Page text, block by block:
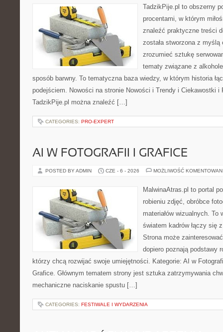
TadzikPije.pl to obszerny
procentami, w którym
znaleźć praktyczne treści
została stworzona z
zrozumieć sztukę
tematy związane z
sposób barwny. To tematyczna baza wiedzy, w którym historia
podejściem. Nowości na stronie Nowości i Trendy i Ciekawostki i
TadzikPije.pl można znaleźć […]
CATEGORIES: PRO-EXPERT
AI W FOTOGRAFII I GRAFICE
POSTED BY ADMIN CZE - 6 - 2026 MOŻLIWOŚĆ
MalwinaAtras.pl to portal
robieniu zdjęć, obróbce
materiałów wizualnych.
światem kadrów łączy się
Strona może
dopiero poznają podstawy
którzy chcą rozwijać swoje umiejętności. Kategorie: AI w
Grafice. Głównym tematem strony jest sztuka zatrzymywania
mechaniczne naciskanie spustu […]
CATEGORIES: FESTIWALE I WYDARZENIA